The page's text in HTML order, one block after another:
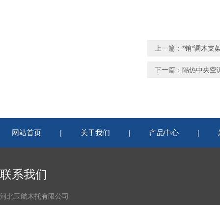
上一篇： *销*调木支
下一篇： 隔热中央空
网站首页 | 关于我们 | 产品中心 |
联系我们
河北玉航木托有限公司